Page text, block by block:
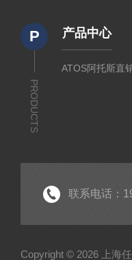
P
PRODUCTS
产品中心
ATOS阿托斯直
联系电话：
Copyright © 2026 上海